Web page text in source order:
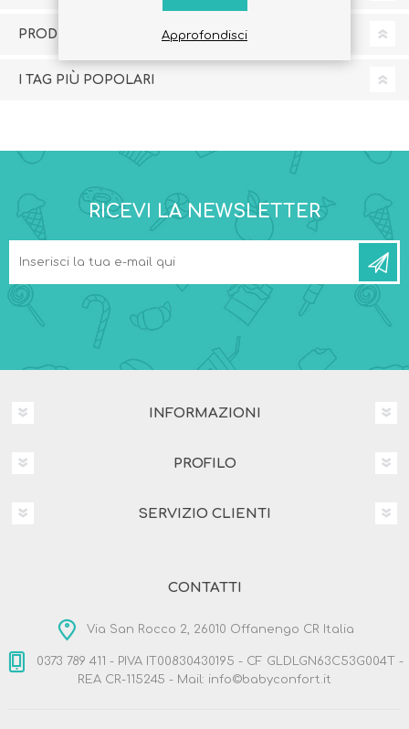
PRODUTTORI
I TAG PIÙ POPOLARI
RICEVI LA NEWSLETTER
INFORMAZIONI
PROFILO
SERVIZIO CLIENTI
CONTATTI
Via San Rocco 2, 26010 Offanengo CR Italia
0373 789 411 - PIVA IT00830430195 - CF GLDLGN63C53G004T -
REA CR-115245 - Mail: info©babyconfort.it
Approfondisci